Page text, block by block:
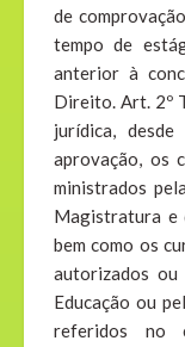
de
tempo de
anterior à
Direito. Art. 2º
jurídica,
aprovação, os
ministrados
Magistratura e
bem como os
autorizados
Educação ou
referidos no